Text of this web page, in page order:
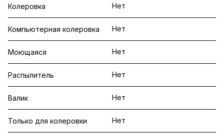
Колеровка Нет
Компьютерная колеровка Нет
Моющаяся Нет
Распылитель Нет
Валик Нет
Только для колеровки Нет